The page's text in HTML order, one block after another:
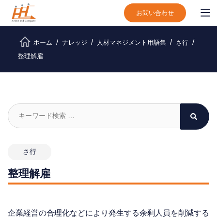
お問い合わせ
ホーム ナレッジ 人材マネジメント用語集
さ行
整理解雇
さ行
整理解雇
企業経営の合理化などにより発生する余剰人員を削減する